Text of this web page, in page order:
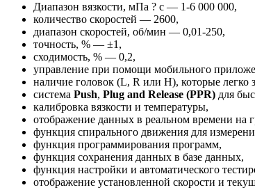
Диапазон вязкости, мПа ? с — 1-6 000 000,
количество скоростей — 2600,
диапазон скоростей, об/мин — 0,01-250,
точность, % — ±1,
сходимость, % — 0,2,
управление при помощи мобильного
наличие головок (L, R или H), которые легко
система Push, Plug and Release (PPR) для
калибровка вязкости и температуры,
отображение данных в реальном времени на
функция спирального движения для
функция программирования программ,
функция сохранения данных в базе данных,
функция настройки и автоматического
отображение установленной скорости и